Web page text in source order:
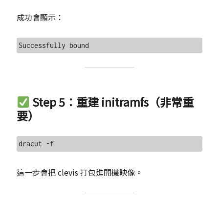
成功會顯示：
Step 5：重建 initramfs（非常重
要）
這一步會把 clevis 打包進開機映像。